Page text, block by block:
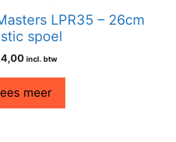
LPR35 – 26cm
spoel
incl. btw
meer